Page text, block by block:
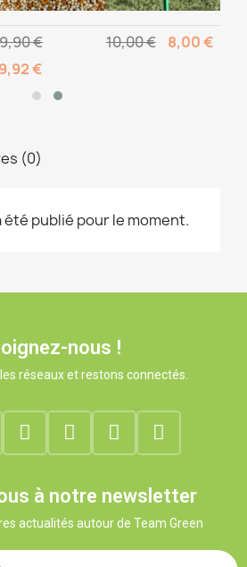
€
€
10,00 € 8,00 €
(0)
été publié pour le moment.
nous !
réseaux et restons connectés.
à notre newsletter
actualités autour de Team Green